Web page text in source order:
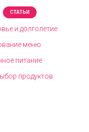
СТАТЬИ
и долголетие
меню
питание
продуктов